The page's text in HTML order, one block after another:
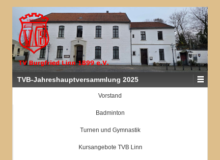
TVB-Jahreshauptversammlung 2025
Vorstand
Badminton
Turnen und Gymnastik
Kursangebote TVB Linn